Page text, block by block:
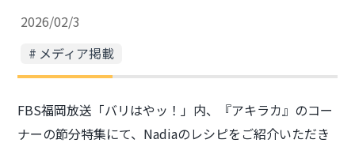
2026/02/3
メディア掲載
FBS福岡放送「バリはやッ！」内、『アキラカ』のコー
ナーの節分特集にて、Nadiaのレシピをご紹介いただき